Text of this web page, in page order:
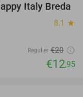
35%
Italy Breda
8.1 star
Regulier €20
€12,95